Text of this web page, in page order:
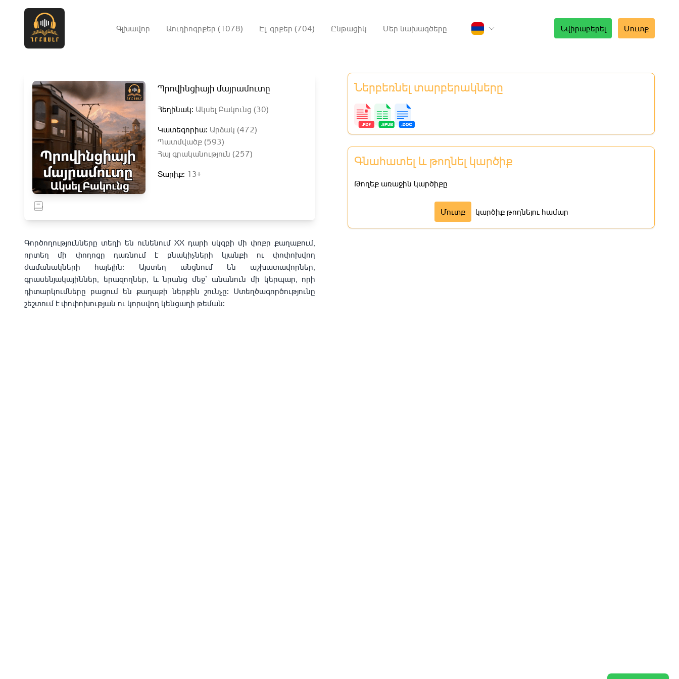
Նվիրաբերել Մուտք
Գլխավոր Աուդիոգրքեր (1078) Էլ. գրքեր (704) Ընթացիկ Մեր նախագծերը
Պրովինցիայի մայրամուտը
Հեղինակ: Ակսել Բակունց (30)
Կատեգորիա: Արձակ (472)
Պատմվածք (593)
Հայ գրականություն (257)
Տարիք: 13+
Գործողությունները տեղի են ունենում XX դարի սկզբի մի փոքր քաղաքում,
որտեղ մի փողոցը դառնում է բնակիչների կյանքի ու փոփոխվող
ժամանակների հայելին։ Այստեղ անցնում են աշխատավորներ,
գրասենյակայիններ, երազողներ, և նրանց մեջ՝ անանուն մի կերպար, որի
դիտարկումները բացում են քաղաքի ներքին շունչը։ Ստեղծագործությունը
շեշտում է փոփոխության ու կորսվող կենցաղի թեման։
Ներբեռնել տարբերակները
Գնահատել և թողնել կարծիք
Թողեք առաջին կարծիքը
Մուտք կարծիք թողնելու համար